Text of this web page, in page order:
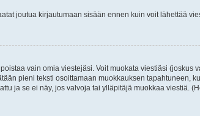
joutua kirjautumaan sisään ennen kuin voit lähettää
vain omia viestejäsi. Voit muokata viestiäsi
pieni teksti osoittamaan muokkauksen tapahtuneen,
ja se ei näy, jos valvoja tai ylläpitäjä muokkaa viestiä.